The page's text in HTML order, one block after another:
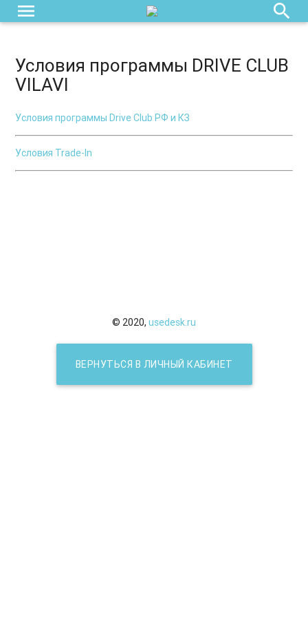
menu search
Условия программы DRIVE CLUB
VILAVI
Условия программы Drive Club РФ и КЗ
Условия Trade-In
© 2020, usedesk.ru
ВЕРНУТЬСЯ В ЛИЧНЫЙ КАБИНЕТ